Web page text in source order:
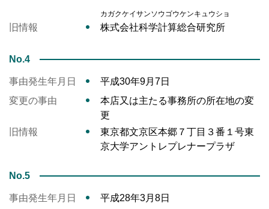
カガクケイサンソウゴウケンキュウショ
旧情報 株式会社科学計算総合研究所
No.4
事由発生年月日
平成30年9月7日
変更の事由
本店又は主たる事務所の所在地の変
更
旧情報
東京都文京区本郷７丁目３番１号東
京大学アントレプレナープラザ
No.5
事由発生年月日
平成28年3月8日